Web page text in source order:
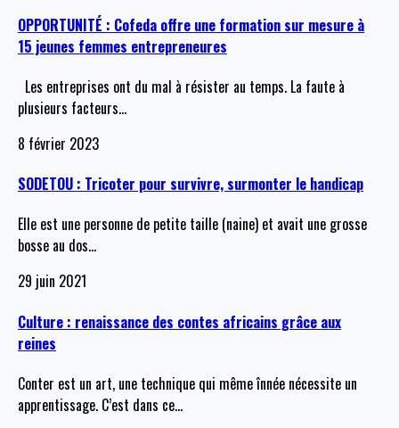
OPPORTUNITÉ : Cofeda offre une formation sur mesure à
15 jeunes femmes entrepreneures
Les entreprises ont du mal à résister au temps. La faute à
plusieurs facteurs…
8 février 2023
SODETOU : Tricoter pour survivre, surmonter le handicap
Elle est une personne de petite taille (naine) et avait une grosse
bosse au dos…
29 juin 2021
Culture : renaissance des contes africains grâce aux
reines
Conter est un art, une technique qui même înnée nécessite un
apprentissage. C’est dans ce…